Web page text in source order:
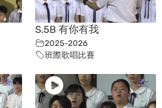
S.5B 有你有我
2025-2026
班際歌唱比賽